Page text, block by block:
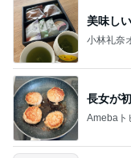
美味し
小林礼奈
長女が
Amebaト